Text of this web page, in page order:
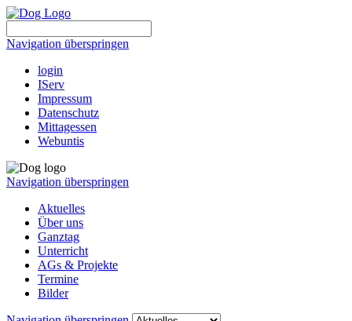
Navigation überspringen
login
IServ
Impressum
Datenschutz
Mittagessen
Webuntis
Navigation überspringen
Aktuelles
Über uns
Ganztag
Unterricht
AGs & Projekte
Termine
Bilder